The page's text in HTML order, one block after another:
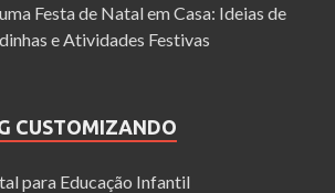
Festa de Natal em Casa: Ideias de
e Atividades Festivas
CUSTOMIZANDO
para Educação Infantil